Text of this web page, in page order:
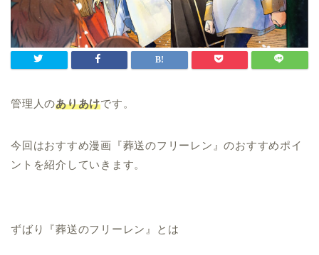
管理人のありあけです。
今回はおすすめ漫画『葬送のフリーレン』のおすすめポイ
ントを紹介していきます。
ずばり『葬送のフリーレン』とは